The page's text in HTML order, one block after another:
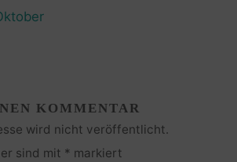
KOMMENTAR
wird nicht veröffentlicht.
sind mit * markiert